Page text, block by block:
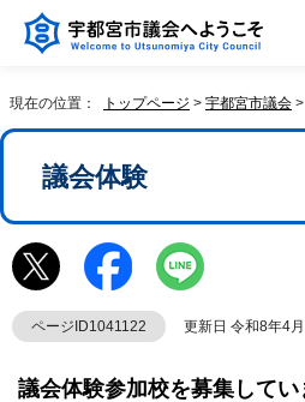
現在の位置： トップページ > 宇都宮市議会 >
議会体験
ページID1041122 更新日 令和8年4月
議会体験参加校を募集してい